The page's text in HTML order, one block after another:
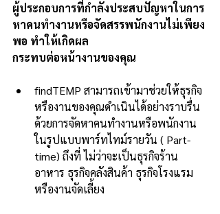
ผู้ประกอบการที่กำลังประสบปัญหาในการ
หาคนทำงานหรือจัดสรรพนักงานไม่เพียง
พอ ทำให้เกิดผล
กระทบต่อหน้างานของคุณ
findTEMP สามารถเข้ามาช่วยให้ธุรกิจ
หรืองานของคุณดำเนินได้อย่างราบรื่น
ด้วยการจัดหาคนทำงานหรือพนักงาน
ในรูปแบบพาร์ทไทม์รายวัน ( Part-
time) ถึงที่ ไม่ว่าจะเป็นธุรกิจร้าน
อาหาร ธุรกิจคลังสินค้า ธุรกิจโรงแรม
หรืองานจัดเลี้ยง